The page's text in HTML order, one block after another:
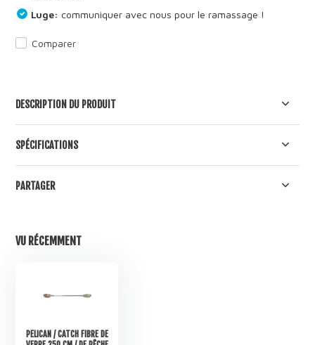
Luge: communiquer avec nous pour le ramassage !
Comparer
DESCRIPTION DU PRODUIT
SPÉCIFICATIONS
PARTAGER
VU RÉCEMMENT
PELICAN / CATCH FIBRE DE